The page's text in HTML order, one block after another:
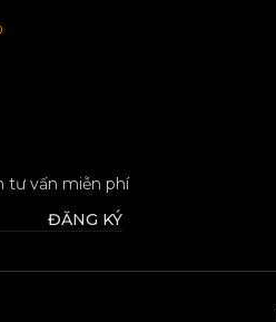
tư vấn miễn phí
ĐĂNG KÝ